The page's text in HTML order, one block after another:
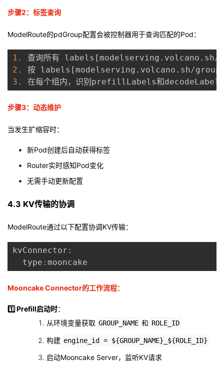
步骤2：标签查询
ModelRoute的pdGroup配置会被控制器用于查询匹配的Pod：
1. 查询所有 labels [ modelserving . volcano . sh/
2.
按 labels [ modelserving . volcano . sh/group
3.
步骤3：动态维护
当发生扩缩容时：
新Pod创建后自动获得标签
Router实时感知Pod变化
无需手动更新配置
4.3 KV传输的协调
ModelRoute通过以下配置协调KV传输：
kvConnector :
  type
:
Mooncake Connector的工作流程：
1️⃣ Prefill启动时：
从环境变量获取 GROUP_NAME 和 ROLE_ID
构建 engine_id = ${GROUP_NAME}_${ROLE_ID}
启动Mooncake Server，监听KV请求